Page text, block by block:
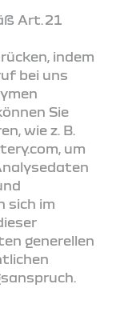
Art. 21
indem
bei uns
Sie
wie z. B.
um
sich im
generellen